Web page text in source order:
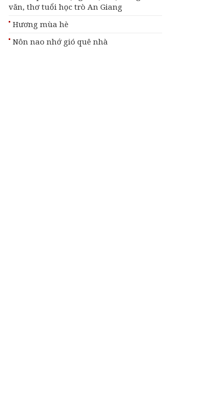
mới?
văn, thơ tuổi học trò An Giang
Hương mùa hè
Nôn nao nhớ gió quê nhà